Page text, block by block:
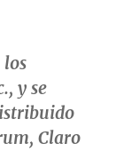
y se
Claro